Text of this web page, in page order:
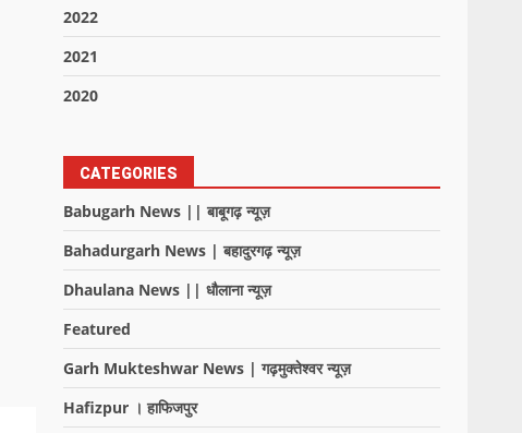
2022
2021
2020
CATEGORIES
Babugarh News || बाबूगढ़ न्यूज़
Bahadurgarh News | बहादुरगढ़ न्यूज़
Dhaulana News || धौलाना न्यूज़
Featured
Garh Mukteshwar News | गढ़मुक्तेश्वर न्यूज़
Hafizpur । हाफिजपुर